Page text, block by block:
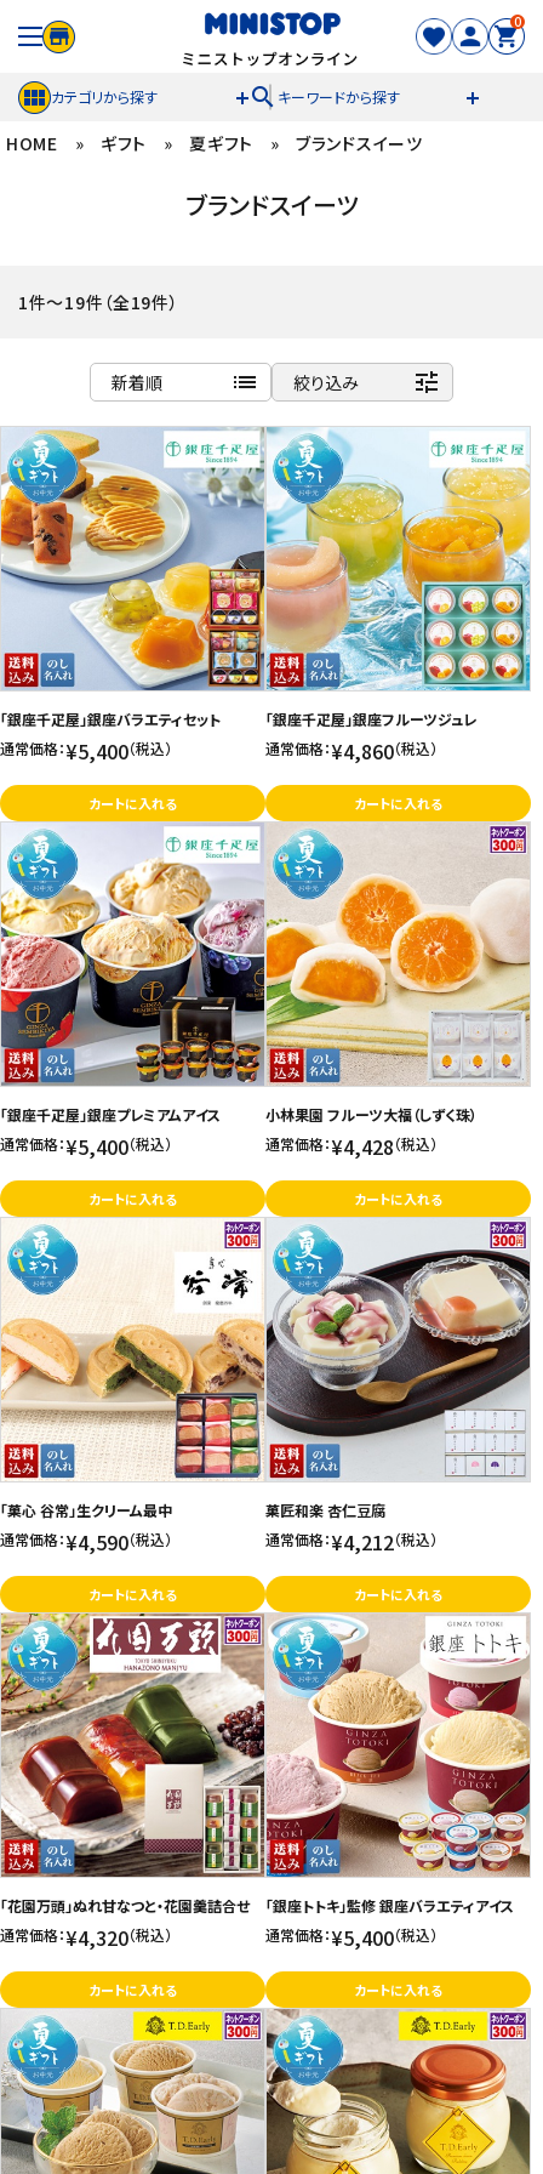
0
カテゴリから探す search キーワードから探す
ACCOUNT MENU
セール商品
カテゴリから探す
スイーツ
お菓子
飲料
酒類
日用品
フードロス
ペット用品
SHOP GUIDE
ご利用ガイド
お問い合わせ
特定商取引法表示について
プライバシーポリシー
利用規約
会社概要
HOME » ギフト » 夏ギフト » ブランドスイーツ
ブランドスイーツ
1件～19件（全19件）
新着順 list
商品名
新着順
発売日順
価格が安い
価格が高い
お気に入り登録数
絞り込み tune
「銀座千疋屋」銀座バラエティセット
通常価格：¥5,400（税込）
カートに入れる
「銀座千疋屋」銀座フルーツジュレ
通常価格：¥4,860（税込）
カートに入れる
「銀座千疋屋」銀座プレミアムアイス
通常価格：¥5,400（税込）
カートに入れる
小林果園 フルーツ大福（しずく珠）
通常価格：¥4,428（税込）
カートに入れる
「菓心 谷常」生クリーム最中
通常価格：¥4,590（税込）
カートに入れる
菓匠和楽 杏仁豆腐
通常価格：¥4,212（税込）
カートに入れる
「花園万頭」ぬれ甘なつと・花園羹詰合せ
通常価格：¥4,320（税込）
カートに入れる
「銀座トトキ」監修 銀座バラエティアイス
通常価格：¥5,400（税込）
カートに入れる